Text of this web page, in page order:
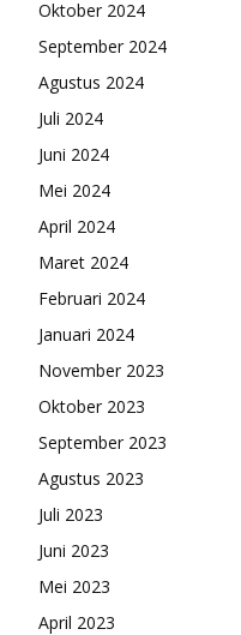
Oktober 2024
September 2024
Agustus 2024
Juli 2024
Juni 2024
Mei 2024
April 2024
Maret 2024
Februari 2024
Januari 2024
November 2023
Oktober 2023
September 2023
Agustus 2023
Juli 2023
Juni 2023
Mei 2023
April 2023